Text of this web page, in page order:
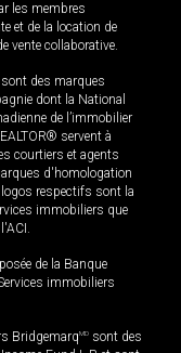
les membres
et de la location de
vente collaborative.
sont des marques
dont la National
de l’immobilier
servent à
courtiers et agents
d'homologation
respectifs sont la
immobiliers que
de la Banque
immobiliers
BridgemarqMD sont des